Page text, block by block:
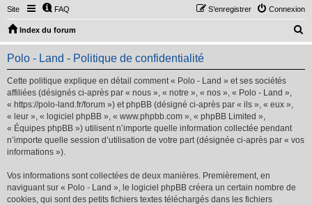
Site FAQ Connexion
S’enregistrer
Index du forum
e
Polo - Land - Politique de confidentialité
Cette politique explique en détail comment « Polo - Land » et ses sociétés
affiliées (désignés ci-après par « nous », « notre », « nos », « Polo - Land »,
« https://polo-land.fr/forum ») et phpBB (désigné ci-après par « ils », « eux »,
« leur », « logiciel phpBB », « www.phpbb.com », « phpBB Limited »,
« Équipes phpBB ») utilisent n’importe quelle information collectée pendant
n’importe quelle session d’utilisation de votre part (désignée ci-après par « vos
informations »).
Vos informations sont collectées de deux manières. Premièrement, en
naviguant sur « Polo - Land », le logiciel phpBB créera un certain nombre de
cookies, qui sont des petits fichiers textes téléchargés dans les fichiers